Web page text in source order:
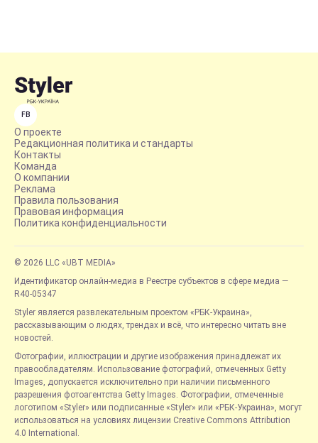
FB
О проекте
Редакционная политика и стандарты
Контакты
Команда
О компании
Реклама
Правила пользования
Правовая информация
Политика конфиденциальности
© 2026 LLC «UBT MEDIA»
Идентификатор онлайн-медиа в Реестре субъектов в сфере медиа —
R40-05347
Styler является развлекательным проектом «РБК-Украина»,
рассказывающим о людях, трендах и всё, что интересно читать вне
новостей.
Фотографии, иллюстрации и другие изображения принадлежат их
правообладателям. Использование фотографий, отмеченных Getty
Images, допускается исключительно при наличии письменного
разрешения фотоагентства Getty Images. Фотографии, отмеченные
логотипом «Styler» или подписанные «Styler» или «РБК-Украина», могут
использоваться на условиях лицензии Creative Commons Attribution
4.0 International.